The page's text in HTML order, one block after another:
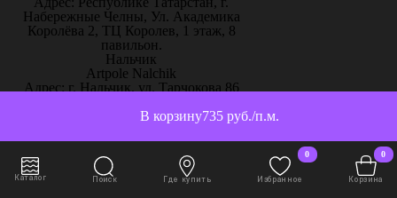
735 руб./п.м.
В корзину
Набережные Челны, Ул. Академика
Королёва 2, ТЦ Королев, 1 этаж, 8
павильон.
Нальчик
Artpole Nalchik
Адрес: г. Нальчик, ул. Тарчокова 86
ООО «EXPERT»
2
Нефтеюганск
Салон РСК «Ремонт квартир»
Адрес: Ханты-Манскийский АО, г.
Каталог Поиск Где купить
0
Избранное
0
Корзина